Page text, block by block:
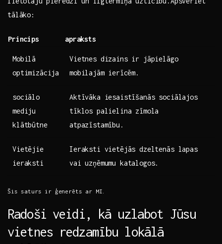
tālāko:
Princips apraksts
Mobilā
optimizācija
Vietnes dizains ​ir jāpielāgo
mobilajām ⁤ierīcēm.
sociālo⁢
mediju
klātbūtne
Aktīvāka iesaistīšanās sociālajos
tīklos palielina zīmola
atpazīstamību.
Vietējie
ieraksti
Ieraksti vietējās dzeltenās lapas
vai uzņēmumu ​katalogos.
Šis saturs ir ģenerēts⁢ ar MI.
Radoši ⁣veidi, kā uzlabot Jūsu
vietnes redzamību lokālā